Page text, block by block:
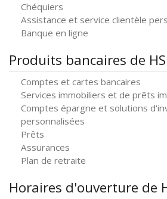
Chéquiers
Assistance et service clientèle
Banque en ligne
Produits bancaires de
Comptes et cartes bancaires
Services immobiliers et de prêts
Comptes épargne et solutions
personnalisées
Prêts
Assurances
Plan de retraite
Horaires d'ouverture de